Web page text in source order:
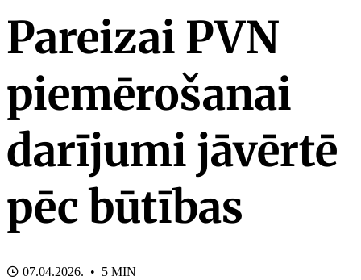
Pareizai PVN
piemērošanai
darījumi jāvērtē
pēc būtības
07.04.2026. • 5 MIN